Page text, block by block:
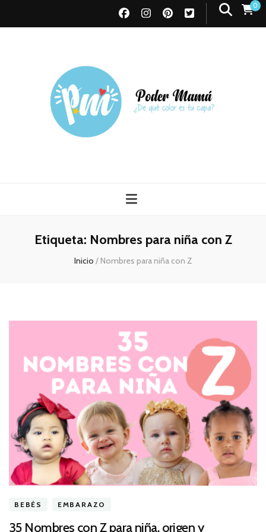
0
Etiqueta: Nombres para niña con Z
Inicio / Nombres para niña con Z
BEBÉS EMBARAZO
35 Nombres con Z para niña, origen y